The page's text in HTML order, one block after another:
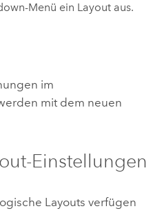
Menü ein Layout aus.
im
mit dem neuen
Einstellungen
Layouts verfügen